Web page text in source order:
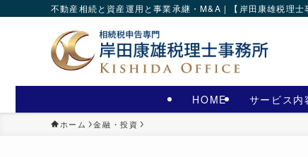
不動産相続と資産運用と事業承継・M&A | 【岸田康雄税理士
HOME サービス内
ホーム 金融・投資